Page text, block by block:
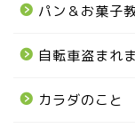
パン＆お菓子
自転車盗まれ
カラダのこと